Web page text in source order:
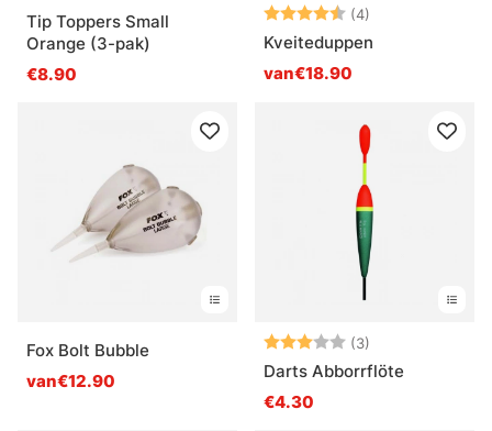
Tip Toppers Small
Orange (3-pak)
€8.90
Beoordeling:
(4)
Kveiteduppen
van€18.90
Fox Bolt Bubble
van€12.90
Beoordeling:
(3)
Darts Abborrflöte
€4.30